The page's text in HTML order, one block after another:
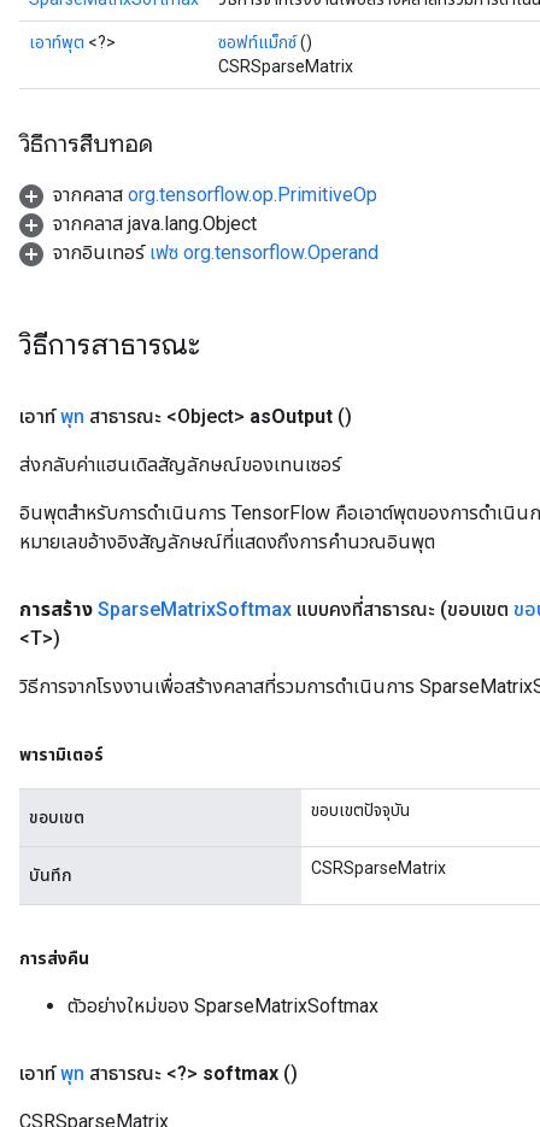
เอาท์พุต <?> ซอฟท์แม็กซ์()
CSRSparseMatrix
วิธีการสืบทอด
จากคลาส org.tensorflow.op.PrimitiveOp
จากคลาส java.lang.Object
จากอินเทอร์ เฟซ org.tensorflow.Operand
วิธีการสาธารณะ
เอาท์พุท สาธารณะ <Object> asOutput ()
ส่งกลับค่าแฮนเดิลสัญลักษณ์ของเทนเซอร์
อินพุตสำหรับการดำเนินการ TensorFlow คือเอาต์พุตของการดำเนิน
หมายเลขอ้างอิงสัญลักษณ์ที่แสดงถึงการคำนวณอินพุต
การสร้าง SparseMatrixSoftmax แบบคงที่สาธารณะ (ขอบเขต ขอ
<T>)
วิธีการจากโรงงานเพื่อสร้างคลาสที่รวมการดำเนินการ
พารามิเตอร์
ขอบเขต ขอบเขตปัจจุบัน
บันทึก CSRSparseMatrix
การส่งคืน
ตัวอย่างใหม่ของ SparseMatrixSoftmax
เอาท์พุท สาธารณะ <?> softmax ()
CSRSparseMatrix